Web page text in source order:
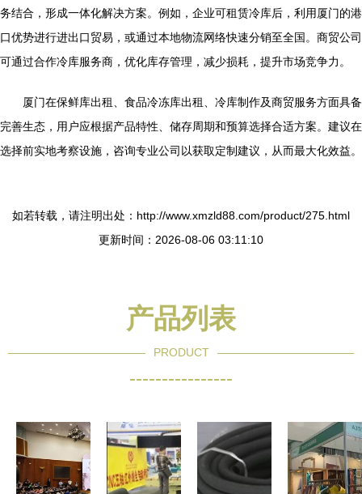
务结合，形成一体化解决方案。例如，企业可租赁冷库后，利用厦门的港
口优势进行进出口贸易，或通过本地物流网络快速分销至全国。商贸公司
可通过合作冷库服务商，优化库存管理，减少损耗，提升市场竞争力。
厦门在保鲜库出租、食品冷冻库出租、冷库制作及商贸服务方面具备
完善生态，用户应根据产品特性、储存周期和预算选择合适方案。建议在
选择前实地考察设施，咨询专业公司以获取定制建议，从而最大化效益。
如若转载，请注明出处：http://www.xmzld88.com/product/275.html
更新时间：2026-08-06 03:11:10
产品列表
PRODUCT
----------------